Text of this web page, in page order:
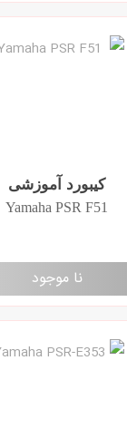
کیبورد آموزشی
Yamaha PSR F51
نا موجود